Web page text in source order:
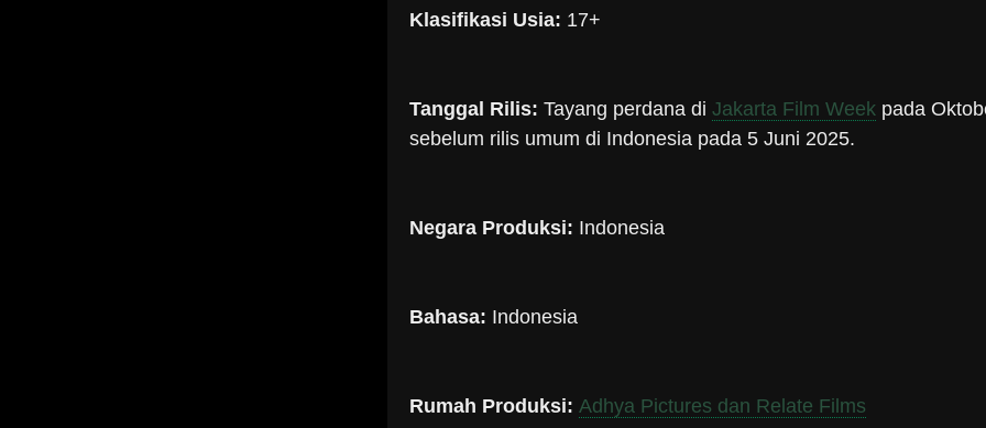
Klasifikasi Usia: 17+
Tanggal Rilis: Tayang perdana di Jakarta Film Week pada
sebelum rilis umum di Indonesia pada 5 Juni 2025.
Negara Produksi: Indonesia
Bahasa: Indonesia
Rumah Produksi: Adhya Pictures dan Relate Films